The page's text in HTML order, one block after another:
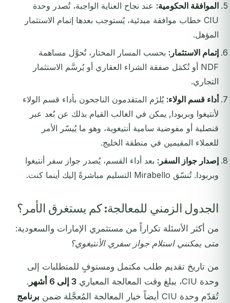
الموافقة الحكومية: عند نجاح العناية الواجبة، تُصدر وحدة
CIU خطاب موافقة مبدئية، يُستوجب بعدها إتمام الاستثمار
المؤهل.
إتمام الاستثمار: بحسب المسار المختار، تُحوَّل مساهمة
NDF أو تُكمَل صفقة الشراء العقاري أو يُرسَّم الاستثمار
التجاري.
أداء قسم الولاء: يُلزَم المتقدمون الناجحون بأداء قسم الولاء
لأنتيغوا وبربودا, يمكن في الغالب القيام بذلك عن بُعد عبر
قنصلية أو مفوضية سامية أنتيغوية، وهو ما يُيسّر الأمر
للعملاء المقيمين في منطقة الخليج.
إصدار جواز السفر: بعد أداء القسم، يُصدر جواز سفر أنتيغوا
وبربودا. تُنسّق Mirabello التسليم مباشرةً إليك أينما كنت.
الجدول الزمني للمعالجة: كم يستغرق الأمر؟
من أكثر الأسئلة تكراراً من مستثمري الإمارات والسعودية:
متى يمكنني استلام جواز سفري الأنتيغوي؟
من تاريخ تقديم طلب مكتمل ومستوفٍ للمتطلبات إلى
وحدة CIU، يبلغ وقت المعالجة المعياري
3 إلى 6 أشهر
.
تُقدّم وحدة CIU أيضاً خيار المعالجة المُعجَّلة ضمن
برنامج